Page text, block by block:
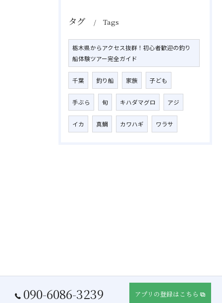
タグ Tags
栃木県からアクセス抜群！初心者歓迎の釣り
船体験ツアー完全ガイド
千葉 釣り船 家族 子ども
手ぶら 旬 キハダマグロ アジ
イカ 真鯛 カワハギ ワラサ
090-6086-3239 アプリの登録はこちら